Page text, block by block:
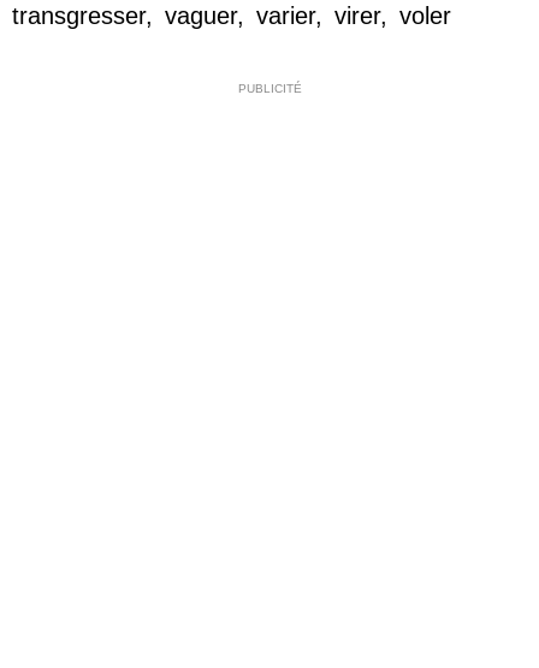
transgresser, vaguer, varier, virer, voler
PUBLICITÉ